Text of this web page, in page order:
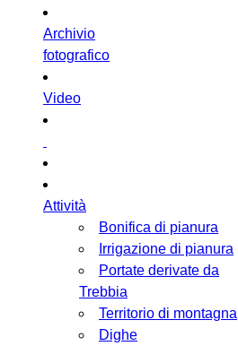
Archivio
fotografico
Video
Attività
Bonifica di pianura
Irrigazione di pianura
Portate derivate da
Trebbia
Territorio di montagna
Dighe